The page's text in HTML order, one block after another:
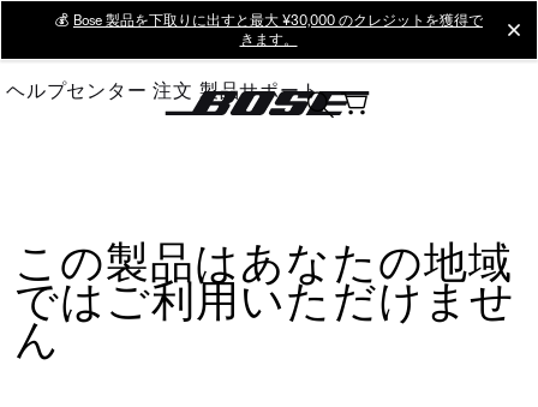
Main
💰 Bose 製品を下取りに出すと最大 ¥30,000 のクレジットを獲得で
きます。
ヘルプセンター 注文 製品サポート
この製品はあなたの地域
ではご利用いただけませ
ん